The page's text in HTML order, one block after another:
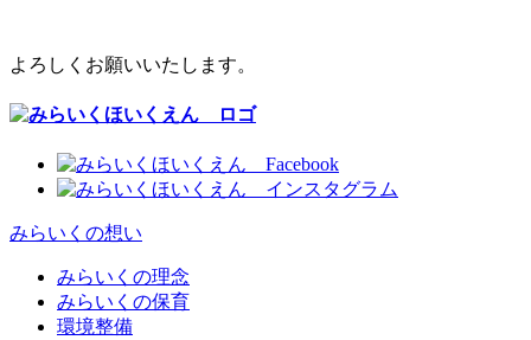
よろしくお願いいたします。
みらいくの想い
みらいくの理念
みらいくの保育
環境整備